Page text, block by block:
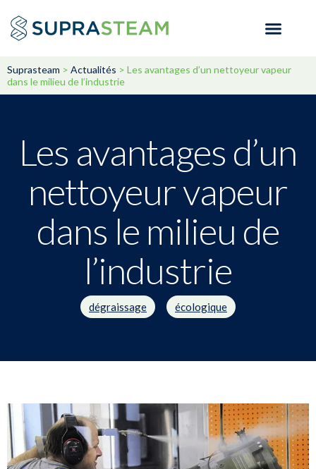
Suprasteam > Actualités > Les avantages d’un nettoyeur vapeur
dans le milieu de l’industrie
Les avantages d’un
nettoyeur vapeur
dans le milieu de
l’industrie